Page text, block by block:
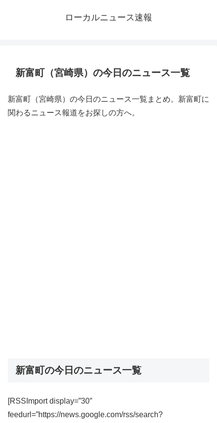
ローカルニュース速報
新富町（宮崎県）の今日のニュース一覧
新富町（宮崎県）の今日のニュース一覧まとめ。新富町に
関わるニュース報道をお探しの方へ。
新富町の今日のニュース一覧
[RSSImport display=”30″
feedurl=”https://news.google.com/rss/search?